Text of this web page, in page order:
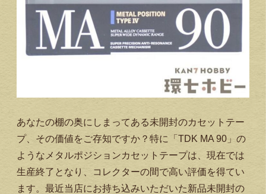
あなたの棚の奥にしまってある未開封のカセットテー
プ、その価値をご存知ですか？特に「TDK MA 90」の
ようなメタルポジションカセットテープは、現在では
生産終了となり、コレクターの間で高い評価を得てい
ます。最近当店にお持ち込みいただいた新品未開封の